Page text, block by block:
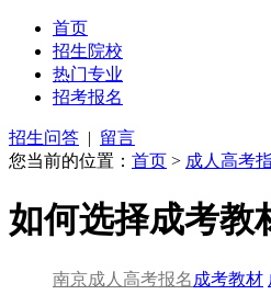
首页
招生院校
热门专业
招考报名
招生问答 | 留言
您当前的位置： 首页 > 成人高考
如何选择成考教
南京成人高考报名 成考教材